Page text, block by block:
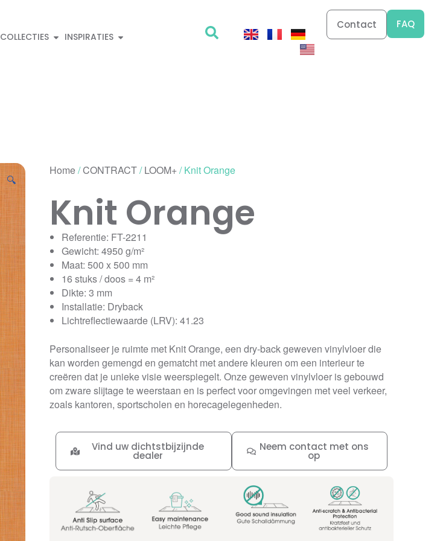
COLLECTIES
INSPIRATIES
Contact FAQ
🔍
Home/CONTRACT/LOOM+/ Knit Orange
Knit Orange
Referentie: FT-2211
Gewicht: 4950 g/m²
Maat: 500 x 500 mm
16 stuks / doos = 4 m²
Dikte: 3 mm
Installatie: Dryback
Lichtreflectiewaarde (LRV): 41.23
Personaliseer je ruimte met Knit Orange, een dry-back geweven vinylvloer die
kan worden gemengd en gematcht met andere kleuren om een interieur te
creëren dat je unieke visie weerspiegelt. Onze geweven vinylvloer is gebouwd
om zware slijtage te weerstaan en is perfect voor omgevingen met veel verkeer,
zoals kantoren, sportscholen en horecagelegenheden.
Neem contact met ons
op
Vind uw dichtstbijzijnde
dealer